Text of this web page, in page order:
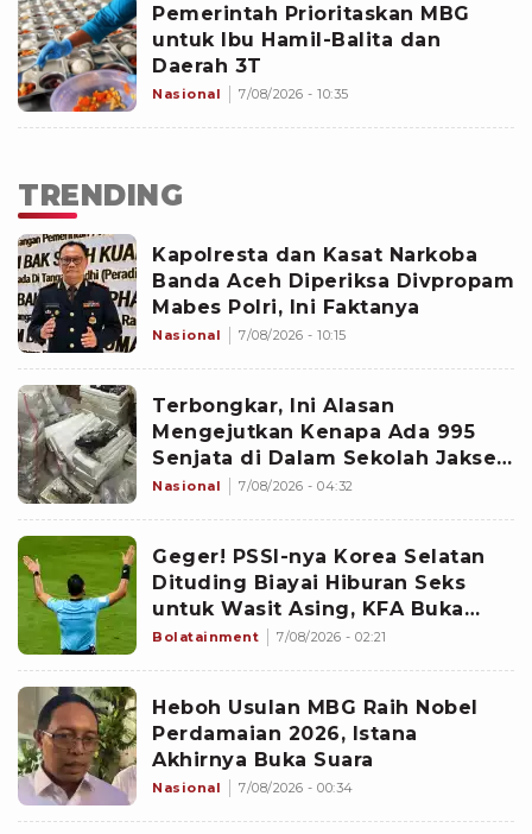
Pemerintah Prioritaskan MBG
untuk Ibu Hamil-Balita dan
Daerah 3T
Nasional 7/08/2026 - 10:35
TRENDING
Kapolresta dan Kasat Narkoba
Banda Aceh Diperiksa Divpropam
Mabes Polri, Ini Faktanya
Nasional 7/08/2026 - 10:15
Terbongkar, Ini Alasan
Mengejutkan Kenapa Ada 995
Senjata di Dalam Sekolah Jaksel
Sejak 2020
Nasional 7/08/2026 - 04:32
Geger! PSSI-nya Korea Selatan
Dituding Biayai Hiburan Seks
untuk Wasit Asing, KFA Buka
Suara
Bolatainment 7/08/2026 - 02:21
Heboh Usulan MBG Raih Nobel
Perdamaian 2026, Istana
Akhirnya Buka Suara
Nasional 7/08/2026 - 00:34